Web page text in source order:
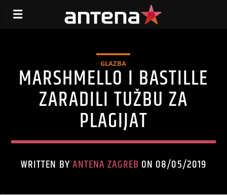
GLAZBA
MARSHMELLO I BASTILLE
ZARADILI TUŽBU ZA
PLAGIJAT
WRITTEN BYANTENA ZAGREB ON 08/05/2019